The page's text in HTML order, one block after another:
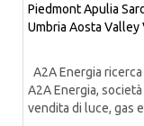
PiedmontApulia
Umbria Aosta Valley
A2A Energia
A2A Energia,
vendita di luce, gas